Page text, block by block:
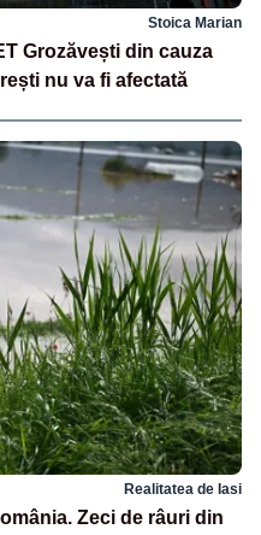
Stoica Marian
Grozăvești din cauza
nu va fi afectată
Realitatea de Iasi
Zeci de râuri din